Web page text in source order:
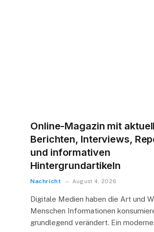
Online-Magazin mit
Berichten, Interviews,
und informativen
Hintergrundartikeln
Nachricht August 4, 2026
Digitale Medien haben die Art und
Menschen Informationen
grundlegend verändert. Ein